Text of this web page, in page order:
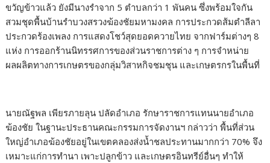
ขวัญข้าวแล้ว ยังมีนางรำจาก 5 ตำบลกว่า 1 พันคน ซึ่งพร้อมใจกัน
สวมชุดพื้นบ้านรำบวงสรวงฆ้องชัยมหามงคล การประกวดส้มตำลีลา
ประกวดร้องเพลง การแสดงโชว์สุดยอดควายไทย จากฟาร์มต่างๆ 8
แห่ง การออกร้านนิทรรศการของส่วนราชการต่าง ๆ การจำหน่าย
ผลผลิตทางการเกษตรของกลุ่มวิสาหกิจชมชุน และเกษตรกรในพื้นที่
นายณัฐพล เพียรภายลุน ปลัดอำเภอ รักษาราชการแทนนายอำเภอ
ฆ้องชัย ในฐานะประธานคณะกรรมการจัดงานฯ กล่าวว่า พื้นที่ส่วน
ใหญ่อำเภอฆ้องชัยอยู่ในเขตคลองส่งน้ำชลประทานมากกว่า 70% จึง
เหมาะแก่การทำนา เพาะปลูกข้าว และเกษตรอินทรีย์อื่นๆ ทำให้